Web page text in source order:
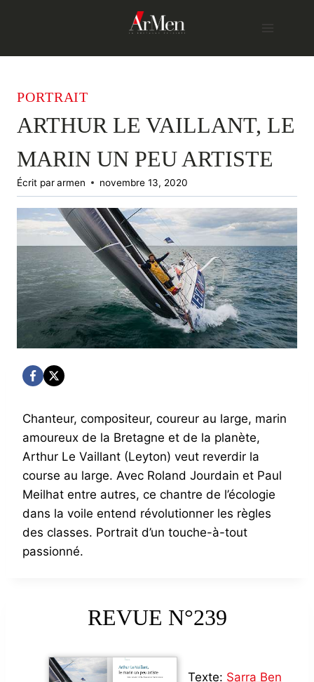
PORTRAIT
ARTHUR LE VAILLANT, LE
MARIN UN PEU ARTISTE
Écrit pararmen novembre 13, 2020
Chanteur, compositeur, coureur au large, marin
amoureux de la Bretagne et de la planète,
Arthur Le Vaillant (Leyton) veut reverdir la
course au large. Avec Roland Jourdain et Paul
Meilhat entre autres, ce chantre de l’écologie
dans la voile entend révolutionner les règles
des classes. Portrait d’un touche-à-tout
passionné.
REVUE N°239
Texte: Sarra Ben